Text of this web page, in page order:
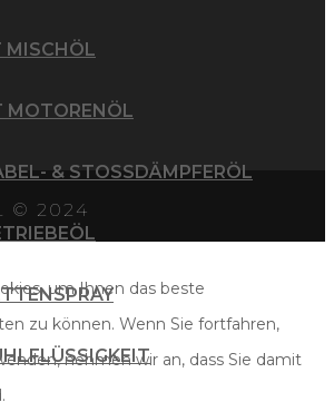
MISCHÖL
MOTORENÖL
& STOSSDÄMPFERÖL
© 2024
um Ihnen das beste
zu können. Wenn Sie fortfahren,
nehmen wir an, dass Sie damit